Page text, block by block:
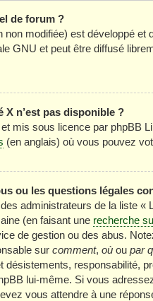
de forum ?
non modifiée) est développé et
GNU et peut être diffusé
n’est pas disponible ?
mis sous licence par phpBB
(en anglais) où vous pouvez
ou les questions légales
administrateurs de la liste
(en faisant une recherche
de gestion ou des abus.
sur comment, où ou par
désistements, responsabilité,
lui-même. Si vous
vous attendre à une